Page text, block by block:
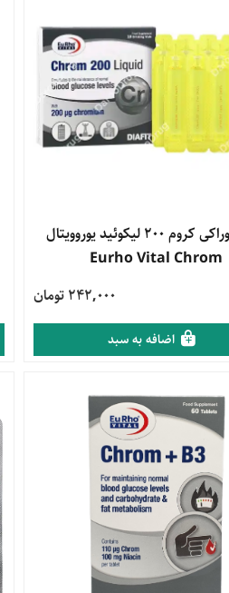
محصول
ویال خوراکی کروم 200 لیکوئید یوروویتال
Eurho Vital Chrom
242,000 تومان
اضافه به سبد